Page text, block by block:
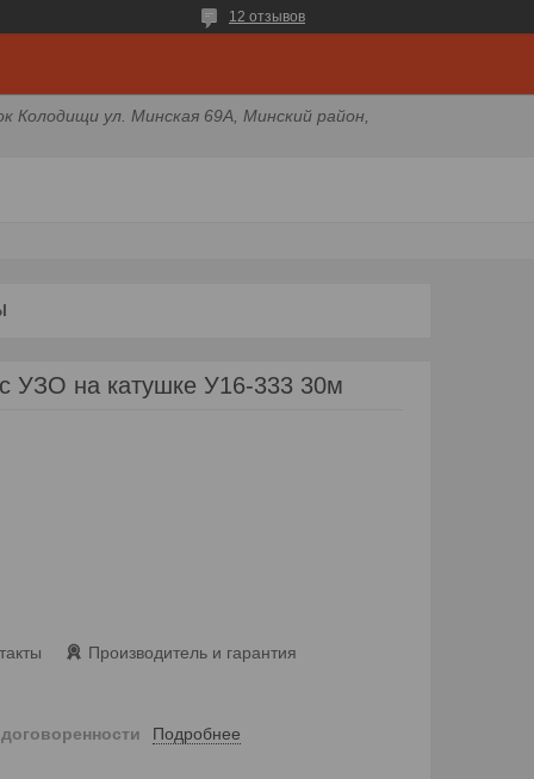
12 отзывов
Колодищи ул. Минская 69А, Минский район,
УЗО на катушке У16-333 30м
Производитель и гарантия
Подробнее